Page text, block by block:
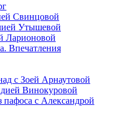
Свинцовой
Утышевой
Ларионовой
Впечатления
с Зоей Арнаутовой
Винокуровой
пафоса с Александрой